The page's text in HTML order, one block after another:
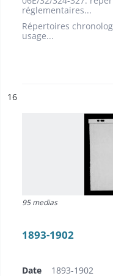
réglementaires...
Répertoires
usage...
n°
16
95 medias
1893-1902
Date 1893-1902